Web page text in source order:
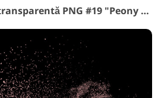
Explozie de pulbere transparentă PNG #19 "Peony Secret"